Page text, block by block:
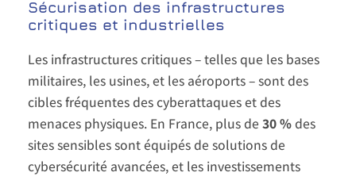
Sécurisation des infrastructures
critiques et industrielles
Les infrastructures critiques – telles que les bases
militaires, les usines, et les aéroports – sont des
cibles fréquentes des cyberattaques et des
menaces physiques. En France, plus de 30 %des
sites sensibles sont équipés de solutions de
cybersécurité avancées, et les investissements